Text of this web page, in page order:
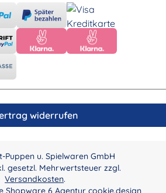
widerrufen
Puppen u. Spielwaren GmbH
gesetzl. Mehrwertsteuer zzgl.
Versandkosten.
Shopware 6 Agentur cookie.design